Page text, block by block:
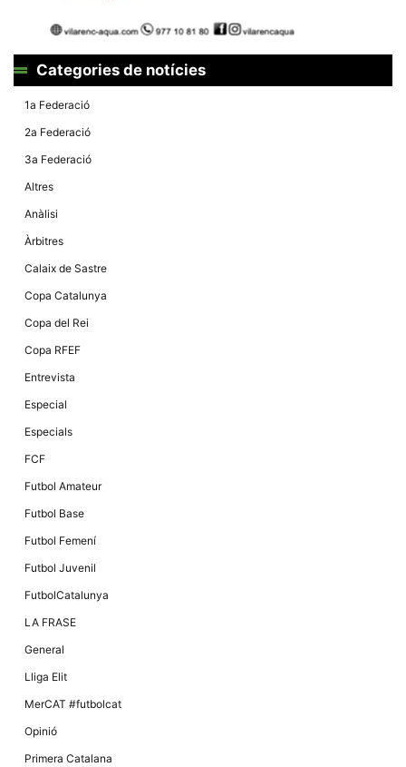
Categories de notícies
1a Federació
2a Federació
3a Federació
Altres
Anàlisi
Àrbitres
Calaix de Sastre
Copa Catalunya
Copa del Rei
Copa RFEF
Entrevista
Especial
Especials
FCF
Futbol Amateur
Futbol Base
Futbol Femení
Futbol Juvenil
FutbolCatalunya
LA FRASE
General
Lliga Elit
MerCAT #futbolcat
Opinió
Primera Catalana
la possibilitat
de mirar
només